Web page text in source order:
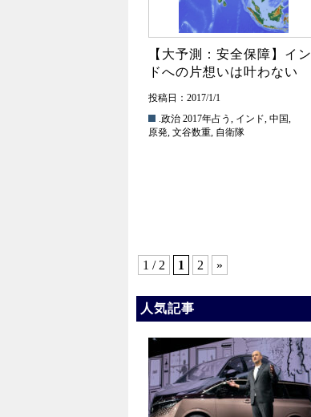
【大予測：安全保障】イン
ドへの片想いは叶わない
投稿日：2017/1/1
.政治 2017年占う , インド, 中国,
原発, 文谷数重, 自衛隊
1 / 2 1 2 »
人気記事